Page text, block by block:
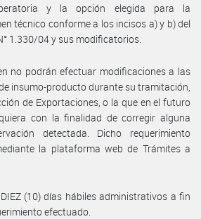
y la opción elegida para la
técnico conforme a los incisos a) y b) del
1.330/04 y sus modificatorios.
no podrán efectuar modificaciones a las
insumo-producto durante su tramitación,
de Exportaciones, o la que en el futuro
con la finalidad de corregir alguna
detectada. Dicho requerimiento
la plataforma web de Trámites a
(10) días hábiles administrativos a fin
efectuado.